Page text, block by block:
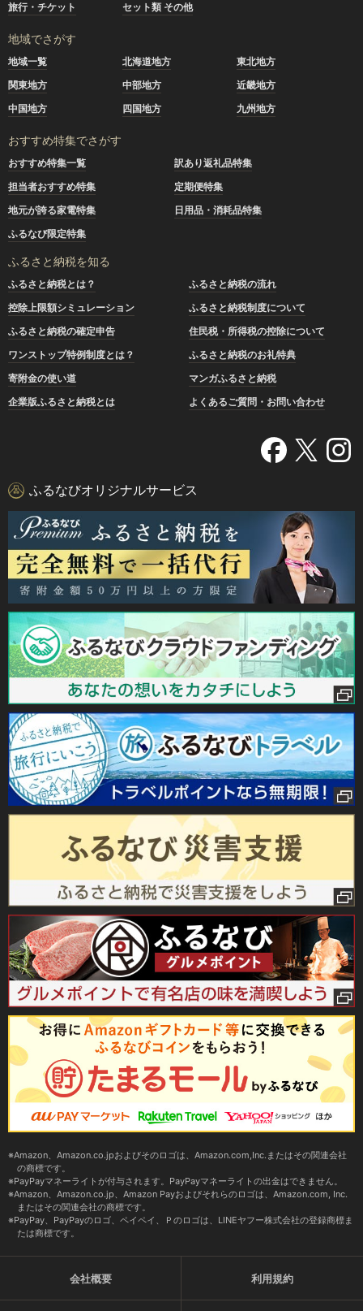
旅行・チケット
セット類 その他
地域でさがす
地域一覧 北海道地方
東北地方
関東地方
中部地方
近畿地方
中国地方
四国地方 九州地方
おすすめ特集でさがす
おすすめ特集一覧
訳あり返礼品特集
担当者おすすめ特集
定期便特集
地元が誇る家電特集
日用品・消耗品特集
ふるなび限定特集
ふるさと納税を知る
ふるさと納税とは？
ふるさと納税の流れ
控除上限額シミュレーション
ふるさと納税制度について
ふるさと納税の確定申告
住民税・所得税の控除について
ワンストップ特例制度とは？
ふるさと納税のお礼特典
寄附金の使い道
マンガふるさと納税
企業版ふるさと納税とは
よくあるご質問・お問い合わせ
ふるなびオリジナルサービス
Amazon、Amazon.co.jpおよびそのロゴは、Amazon.com,Inc.またはその関連会社
の商標です。
PayPayマネーライトが付与されます。PayPayマネーライトの出金はできません。
Amazon、Amazon.co.jp、Amazon Payおよびそれらのロゴは、Amazon.com, Inc.
またはその関連会社の商標です。
PayPay、PayPayのロゴ、ペイペイ、Ｐのロゴは、LINEヤフー株式会社の登録商標ま
たは商標です。
会社概要 利用規約